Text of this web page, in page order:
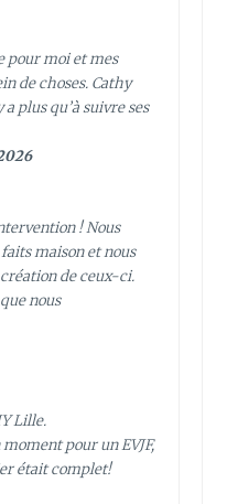
pour moi et mes
de choses. Cathy
plus qu’à suivre ses
! Nous
maison et nous
de ceux-ci.
nous
Lille.
pour un EVJF,
était complet!